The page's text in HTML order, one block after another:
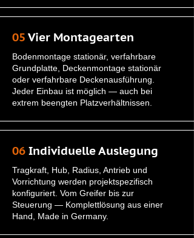
05 Vier Montagearten
Bodenmontage stationär, verfahrbare
Grundplatte, Deckenmontage stationär
oder verfahrbare Deckenausführung.
Jeder Einbau ist möglich — auch bei
extrem beengten Platzverhältnissen.
06 Individuelle Auslegung
Tragkraft, Hub, Radius, Antrieb und
Vorrichtung werden projektspezifisch
konfiguriert. Vom Greifer bis zur
Steuerung — Komplettlösung aus einer
Hand, Made in Germany.